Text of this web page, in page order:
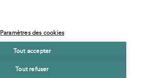
Paramètres des cookies
Tout accepter
Tout refuser